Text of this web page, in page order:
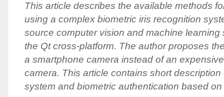
This article describes the available methods
using a complex biometric iris recognition
source computer vision and machine learning
the Qt cross-platform. The author proposes
a smartphone camera instead of an
camera. This article contains short description
system and biometric authentication based